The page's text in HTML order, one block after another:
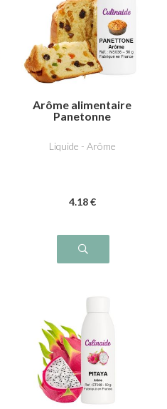
Arôme alimentaire
Panetonne
Liquide - Arôme
4.18 €